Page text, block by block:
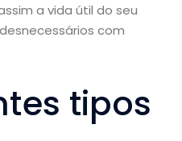
a vida útil do seu
com
tipos